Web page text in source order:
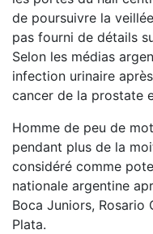
de poursuivre la
pas fourni de détails
Selon les médias
infection urinaire
cancer de la prostate
Homme de peu de
pendant plus de la
considéré comme
nationale argentine
Boca Juniors, Rosario
Plata.